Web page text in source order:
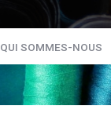
QUI SOMMES-NOUS